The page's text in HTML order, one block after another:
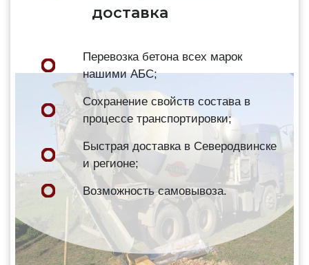
доставка
Перевозка бетона всех марок
нашими АБС;
Сохранение свойств состава в
процессе транспортировки;
Быстрая доставка в Северодвинске
и регионе;
Возможность самовывоза.